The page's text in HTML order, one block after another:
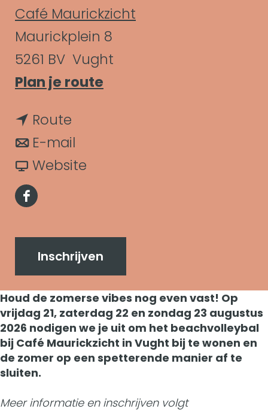
C
o
n
t
a
c
t
Café Maurickzicht
Maurickplein 8
5261 BV Vught
Plan je route
c
v
o
l
l
y
Route
a
a
e
a
c
h
v
o
E-mail
a
B
e
a
c
h
v
Website
B
e
a
c
h
v
F
e
b
o
o
k
Inschrijven
Houd de zomerse vibes nog even vast! Op
vrijdag 21, zaterdag 22 en zondag 23 augustus
2026 nodigen we je uit om het beachvolleybal
bij Café Maurickzicht in Vught bij te wonen en
de zomer op een spetterende manier af te
sluiten.
Meer informatie en inschrijven volgt